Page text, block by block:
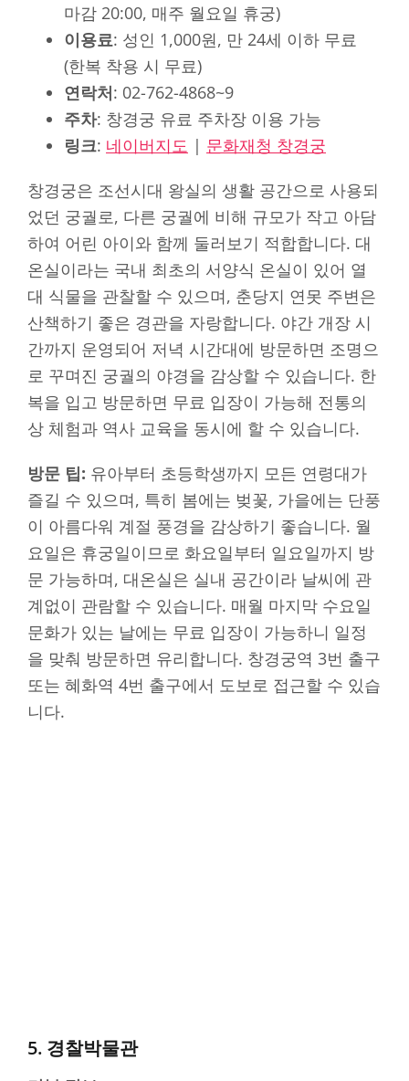
마감 20:00, 매주 월요일 휴궁)
이용료: 성인 1,000원, 만 24세 이하 무료
(한복 착용 시 무료)
연락처: 02-762-4868~9
주차: 창경궁 유료 주차장 이용 가능
링크: 네이버지도 | 문화재청 창경궁
창경궁은 조선시대 왕실의 생활 공간으로 사용되
었던 궁궐로, 다른 궁궐에 비해 규모가 작고 아담
하여 어린 아이와 함께 둘러보기 적합합니다. 대
온실이라는 국내 최초의 서양식 온실이 있어 열
대 식물을 관찰할 수 있으며, 춘당지 연못 주변은
산책하기 좋은 경관을 자랑합니다. 야간 개장 시
간까지 운영되어 저녁 시간대에 방문하면 조명으
로 꾸며진 궁궐의 야경을 감상할 수 있습니다. 한
복을 입고 방문하면 무료 입장이 가능해 전통의
상 체험과 역사 교육을 동시에 할 수 있습니다.
방문 팁: 유아부터 초등학생까지 모든 연령대가
즐길 수 있으며, 특히 봄에는 벚꽃, 가을에는 단풍
이 아름다워 계절 풍경을 감상하기 좋습니다. 월
요일은 휴궁일이므로 화요일부터 일요일까지 방
문 가능하며, 대온실은 실내 공간이라 날씨에 관
계없이 관람할 수 있습니다. 매월 마지막 수요일
문화가 있는 날에는 무료 입장이 가능하니 일정
을 맞춰 방문하면 유리합니다. 창경궁역 3번 출구
또는 혜화역 4번 출구에서 도보로 접근할 수 있습
니다.
5. 경찰박물관